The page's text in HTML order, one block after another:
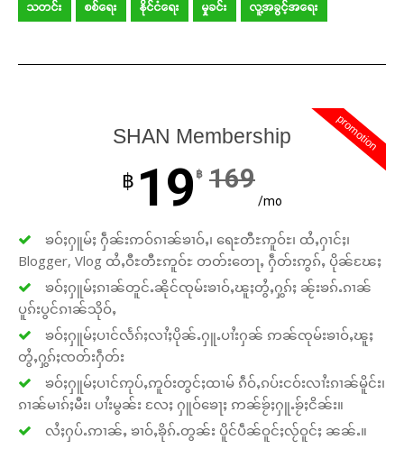
သတင်း စစ်ရေး နိုင်ငံရေး မှုခင်း လူ့အခွင့်အရေး
promotion
SHAN Membership
฿ 19 ฿ 169
/mo
ၶဝ်ႈႁူမ်ႈ ႁဵၼ်းဢဝ်ၵၢၼ်ၶၢဝ်ႇ၊ ရေႊတီႊဢူဝ်ႊ၊ ထႆႇႁၢင်ႈ၊
Blogger, Vlog ထႆႇဝီႊတီႊဢူဝ်ႊ တတ်းတေႃႇ ႁဵတ်းဢွၵ်ႇ ပိုၼ်ၽႄႈ
ၶဝ်ႈႁူမ်ႈၵၢၼ်တူင်ႉၼိုင်ၸုမ်းၶၢဝ်ႇၽူႈတွႆႇႁွၵ်ႈ ၼႂ်းၶၵ်ႉၵၢၼ်
ပူၵ်းပွင်ၵၢၼ်သိုဝ်ႇ
ၶဝ်ႈႁူမ်ႈပၢင်လႅၵ်ႈလၢႆႈပိုၼ်ႉႁူႉပၢႆးႁၼ် ဢၼ်ၸုမ်းၶၢဝ်ႇၽူႈ
တွႆႇႁွၵ်ႈၸတ်းႁဵတ်း
ၶဝ်ႈႁူမ်ႈပၢင်ဢုပ်ႇဢူဝ်းတွင်ႈထၢမ် ၵဵဝ်ႇၵပ်းငဝ်းလၢႆးၵၢၼ်မိူင်း၊
ၵၢၼ်မၢၵ်ႈမီး၊ ပၢႆးမွၼ်း လႄႈ ႁူဝ်ၶေႃႈ ဢၼ်ၶႂ်ႈႁူႉၶႂ်ႈငိၼ်း။
လႆႈႁပ်ႉဢၢၼ်ႇ ၶၢဝ်ႇၶိုၵ်ႉတွၼ်း ပိူင်ပဵၼ်ဝူင်ႈလႂ်ဝူင်ႈ ၼၼ်ႉ။